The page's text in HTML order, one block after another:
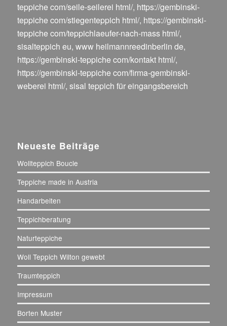
teppiche com/seile-seilerei html/, https://gembinski-
teppiche com/stiegenteppich html/, https://gembinski-
teppiche com/teppichlaeufer-nach-mass html/,
sisalteppich eu, www heilmannreedinberlin de,
https://gembinski-teppiche com/kontakt html/,
https://gembinski-teppiche com/firma-gembinski-
weberei html/, sisal teppich für eingangsbereich
Neueste Beiträge
Wollteppich Boucle
Teppiche made in Austria
Handarbeiten
Teppichberatung
Naturteppiche
Woll Teppich Wilton gewebt
Traumteppich
Impressum
Borten Muster